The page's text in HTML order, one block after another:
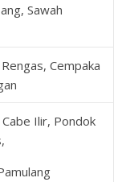
Sawah
Cempaka
Ilir, Pondok